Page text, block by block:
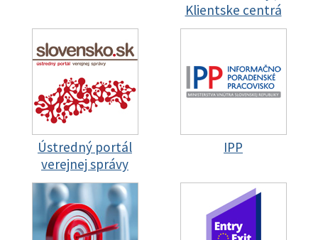
Klientske centrá
Ústredný portál
verejnej správy
IPP